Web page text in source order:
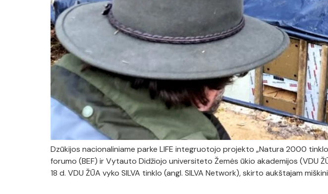
Dzūkijos nacionaliniame parke LIFE integruotojo projekto „Natura 2000
forumo (BEF) ir Vytauto Didžiojo universiteto Žemės ūkio akademijos (VDU
18 d. VDU ŽŪA vyko SILVA tinklo (angl. SILVA Network), skirto aukštajam